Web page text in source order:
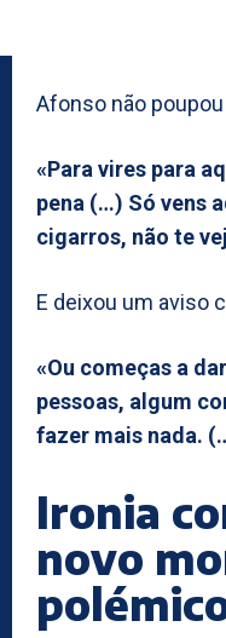
Afonso não
«Para vires para
pena (…) Só vens
cigarros, não te
E deixou um aviso
«Ou começas a
pessoas, algum
fazer mais nada.
Ironia
novo